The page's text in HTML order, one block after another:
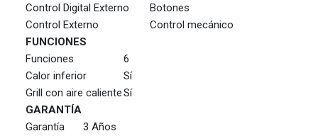
Control Digital Externo
Botones
Control Externo
Control mecánico
FUNCIONES
Funciones
6
Calor inferior
Sí
Grill con aire calienteSí
GARANTÍA
Garantía
3 Años